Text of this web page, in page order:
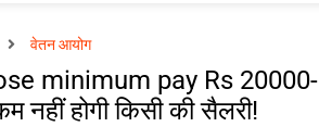
वेतन आयोग
minimum pay Rs 20000-
होगी किसी की सैलरी!